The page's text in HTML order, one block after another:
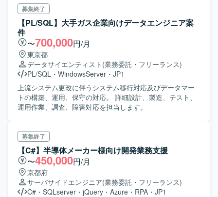
ファイアウォール、NetApp ストレージ、NTP/DNS/DHCP/
認証基盤機器、VMware Cloud Foundation、Windows
Server、Red Hat 系 OS、Oracle データベース、HULFT、
Pacemaker、Postfix、squid、Zabbix、Cacti、JP1/AJS3、
Cisco Secure Network Analytics、ThousandEyes、CSLU、
rsyslog、Veeam Backup & Replication、HYCU for M365 な
どを利用したインフラ環境です。
ら丁寧に作業を進められる方を求めています。短い時間軸
でのパッチ適用が求められるため、状況変化に柔軟に対応
しながら、チーム内で円滑にコミュニケーションを取り、
主体的に課題解決へ動ける方が望ましいです。 【ポジショ
ンの魅力】 銀行系システムという重要度の高いインフラ基
盤において、AIXやRHEL、WASを対象とした大規模TL
Updateおよび脆弱性対応に携わることができます。パッチ
適用プロセスの標準化から自動化環境の構築まで関与でき
るため、インフラ運用・セキュリティ対応の実務経験を幅
広く積むことができます。 【開発環境】 AIX 7.2 TL2から
TL5へのアップデート環境で、PowerHAによるクラスタ構
成が組まれたサーバ群を扱います。ミドルウェアとして
RHEL／WASを対象にしたパッチ適用およびAnsibleによる
自動化を検討している環境です。
は他チームが担当するため、主に要件を踏まえた設計書作
成、パッケージを含む設定内容の検討・レビュー、JP1を含
むジョブ設計の検討、各種テスト計画・テスト仕様書作成
およびテスト実施・結果検証などを行っていただきます。
【求める人物像】 関係者と円滑にコミュニケーションを取
りながら業務を進めていただける方を求めております。自
ら課題を抽出し、改善提案や技術的な検討を主体的に進め
ていただける方にマッチする環境です。 【ポジションの魅
力】 金融系システムにおける基盤更改プロジェクトに参画
いただくことで、大規模な基盤設計やジョブ管理設計の経
験を積むことができます。移行支援や保守フェーズまで関
心とした環境で、JP1によるジョブ管理やパッケージソフト
ウェアを組み合わせたシステム基盤構成となっておりま
す。
募集終了
【PL/SQL】大手ガス企業向けデータエンジニア案
件
〜700,000円/月
東京都
データサイエンティスト (業務委託・フリーランス)
PL/SQL ・ WindowsServer ・ JP1
上流システム更改に伴うシステム移行対応及びデータマー
トの構築、運用、保守の対応。 詳細設計、製造、テスト、
運用作業、調査、障害対応を担当します。
募集終了
【C#】半導体メーカー様向け開発業務支援
〜450,000円/月
京都府
サーバサイドエンジニア(業務委託・フリーランス)
C# ・ SQLserver ・ jQuery ・ Azure ・ RPA ・ JP1